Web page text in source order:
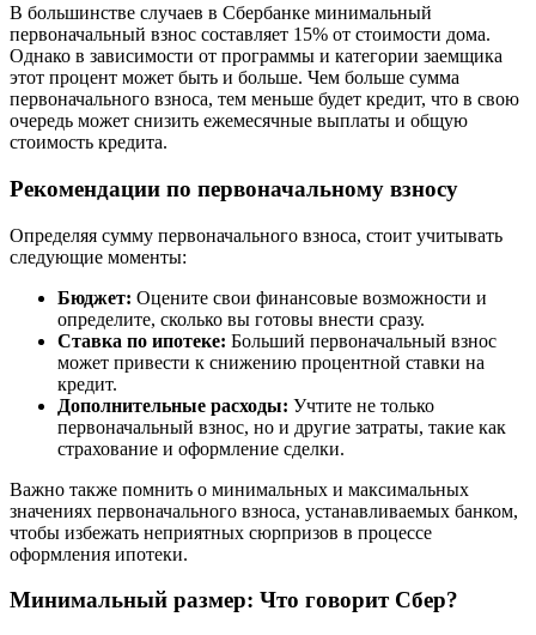
В большинстве случаев в Сбербанке минимальный
первоначальный взнос составляет 15% от стоимости дома.
Однако в зависимости от программы и категории заемщика
этот процент может быть и больше. Чем больше сумма
первоначального взноса, тем меньше будет кредит, что в свою
очередь может снизить ежемесячные выплаты и общую
стоимость кредита.
Рекомендации по первоначальному взносу
Определяя сумму первоначального взноса, стоит учитывать
следующие моменты:
Бюджет: Оцените свои финансовые возможности и
определите, сколько вы готовы внести сразу.
Ставка по ипотеке: Больший первоначальный взнос
может привести к снижению процентной ставки на
кредит.
Дополнительные расходы: Учтите не только
первоначальный взнос, но и другие затраты, такие как
страхование и оформление сделки.
Важно также помнить о минимальных и максимальных
значениях первоначального взноса, устанавливаемых банком,
чтобы избежать неприятных сюрпризов в процессе
оформления ипотеки.
Минимальный размер: Что говорит Сбер?